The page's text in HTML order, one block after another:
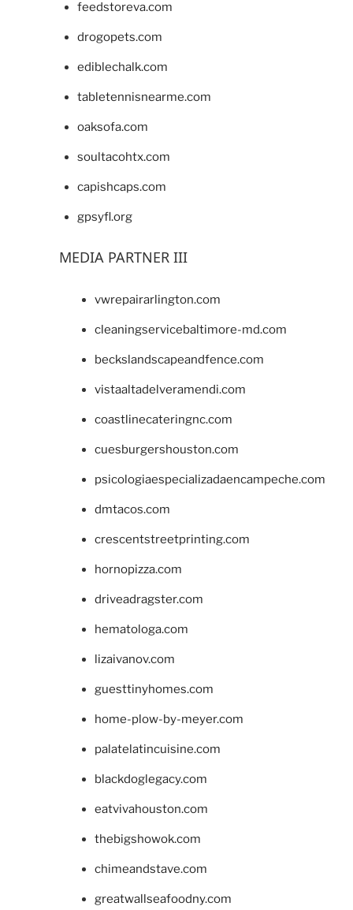
feedstoreva.com
drogopets.com
ediblechalk.com
tabletennisnearme.com
oaksofa.com
soultacohtx.com
capishcaps.com
gpsyfl.org
MEDIA PARTNER III
vwrepairarlington.com
cleaningservicebaltimore-md.com
beckslandscapeandfence.com
vistaaltadelveramendi.com
coastlinecateringnc.com
cuesburgershouston.com
psicologiaespecializadaencampeche.com
dmtacos.com
crescentstreetprinting.com
hornopizza.com
driveadragster.com
hematologa.com
lizaivanov.com
guesttinyhomes.com
home-plow-by-meyer.com
palatelatincuisine.com
blackdoglegacy.com
eatvivahouston.com
thebigshowok.com
chimeandstave.com
greatwallseafoodny.com